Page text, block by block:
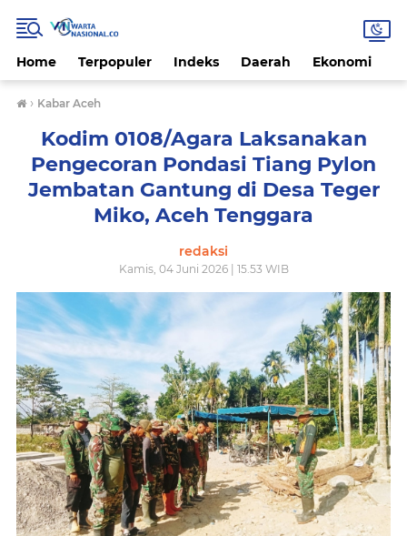
Home Terpopuler Indeks Daerah Ekonomi
› Kabar Aceh
Kodim 0108/Agara Laksanakan
Pengecoran Pondasi Tiang Pylon
Jembatan Gantung di Desa Teger
Miko, Aceh Tenggara
redaksi
Kamis, 04 Juni 2026 | 15.53 WIB